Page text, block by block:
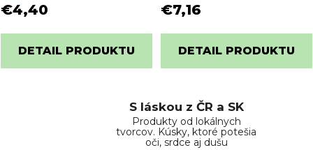
€4,40
DETAIL PRODUKTU
€7,16
DETAIL PRODUKTU
S láskou z ČR a SK
Produkty od lokálnych
tvorcov. Kúsky, ktoré potešia
oči, srdce aj dušu